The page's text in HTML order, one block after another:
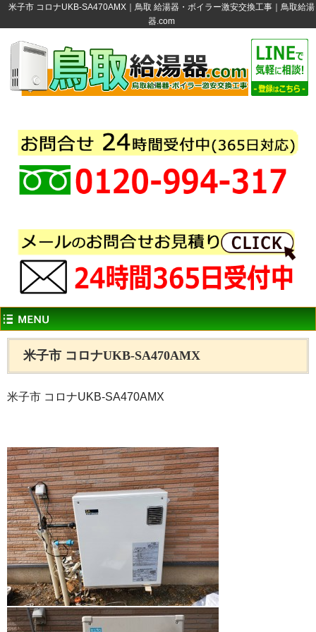
米子市 コロナUKB-SA470AMX｜鳥取 給湯器・ボイラー激安交換工事｜鳥取給湯
器.com
米子市 コロナUKB-SA470AMX
米子市 コロナUKB-SA470AMX